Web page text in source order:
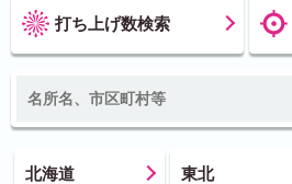
打ち上げ数検索
北海道 東北